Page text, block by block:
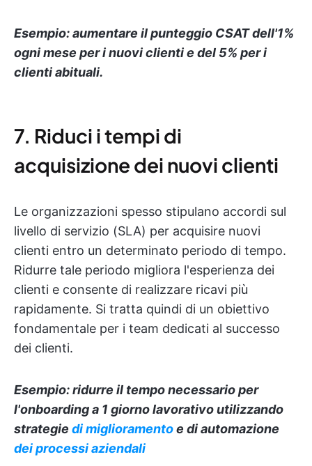
Esempio: aumentare il punteggio CSAT dell'1%
ogni mese per i nuovi clienti e del 5% per i
clienti abituali.
7. Riduci i tempi di
acquisizione dei nuovi clienti
Le organizzazioni spesso stipulano accordi sul
livello di servizio (SLA) per acquisire nuovi
clienti entro un determinato periodo di tempo.
Ridurre tale periodo migliora l'esperienza dei
clienti e consente di realizzare ricavi più
rapidamente. Si tratta quindi di un obiettivo
fondamentale per i team dedicati al successo
dei clienti.
Esempio: ridurre il tempo necessario per
l'onboarding a 1 giorno lavorativo utilizzando
strategie di miglioramentoe di automazione
dei processi aziendali